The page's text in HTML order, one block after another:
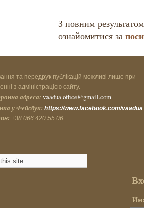
З повним
ознайомитися за
та передрук публікацій можливі лише при
з адміністрацією сайту.
адреса: vaadua.office@gmail.com
у Фейсбук: https://www.facebook.com/vaadua
+38 066 420 55 06.